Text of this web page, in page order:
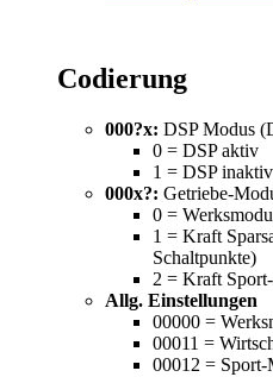
Codierung
000?x: DSP Modus
0 = DSP aktiv
1 = DSP inaktiv
000x?: Getriebe-
0 =
1 = Kraft
Schaltpunkte)
2 = Kraft
Allg. Einstellungen
00000 =
00011 =
00012 = Sport-